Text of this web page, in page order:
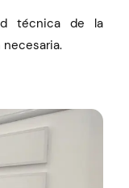
técnica de la